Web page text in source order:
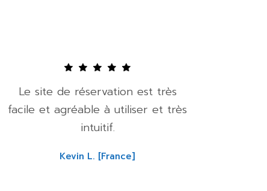
Le site de réservation est très
facile et agréable à utiliser et très
intuitif.
Kevin L. [France]